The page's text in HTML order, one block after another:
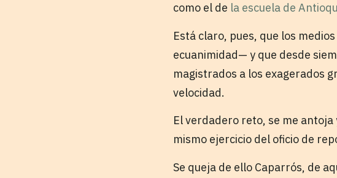
como el de la escuela de
Está claro, pues, que los
ecuanimidad— y que desde
magistrados a los exagerados
velocidad.
El verdadero reto, se me
mismo ejercicio del oficio de
Se queja de ello Caparrós, de